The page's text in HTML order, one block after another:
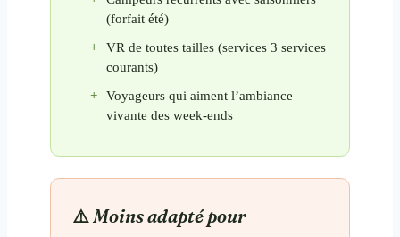
(forfait été)
VR de toutes tailles (services 3 services
courants)
Voyageurs qui aiment l’ambiance
vivante des week-ends
Moins adapté pour